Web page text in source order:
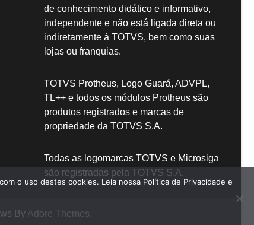
de conhecimento didático e informativo,
independente e não está ligada direta ou
indiretamente à TOTVS, bem como suas
lojas ou franquias.
TOTVS Protheus, Logo Guará, ADVPL,
TL++ e todos os módulos Protheus são
produtos registrados e marcas de
propriedade da TOTVS S.A.
Todas as logomarcas TOTVS e Microsiga
são registradas pela TOTVS S.A.
By Adore Themes.
o uso destes cookies. Leia nossa Política de Privacidade e